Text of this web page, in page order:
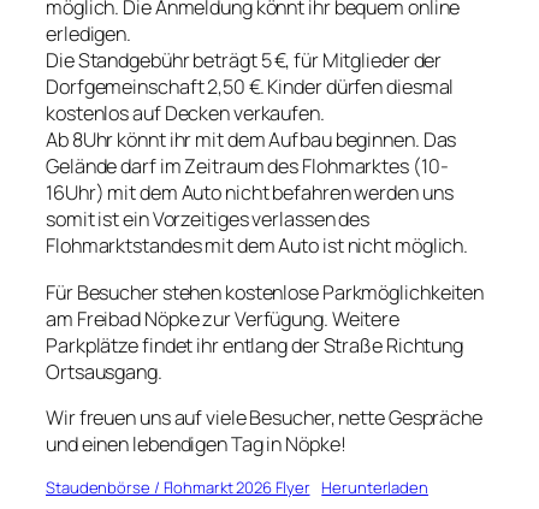
möglich. Die Anmeldung könnt ihr bequem online
erledigen.
Die Standgebühr beträgt 5 €, für Mitglieder der
Dorfgemeinschaft 2,50 €. Kinder dürfen diesmal
kostenlos auf Decken verkaufen.
Ab 8Uhr könnt ihr mit dem Aufbau beginnen. Das
Gelände darf im Zeitraum des Flohmarktes (10-
16Uhr) mit dem Auto nicht befahren werden uns
somit ist ein Vorzeitiges verlassen des
Flohmarktstandes mit dem Auto ist nicht möglich.
Für Besucher stehen kostenlose Parkmöglichkeiten
am Freibad Nöpke zur Verfügung. Weitere
Parkplätze findet ihr entlang der Straße Richtung
Ortsausgang.
Wir freuen uns auf viele Besucher, nette Gespräche
und einen lebendigen Tag in Nöpke!
Staudenbörse / Flohmarkt 2026 Flyer Herunterladen